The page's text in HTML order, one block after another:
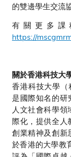
的雙邊學生交流
有關更多課
https://
關於香港科技大
香港科技大學（
是國際知名的研
人文社會科學
際化，提供全人
創業精神及創新
於香港的大學教